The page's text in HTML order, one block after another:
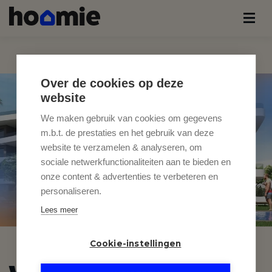
Over de cookies op deze
website
We maken gebruik van cookies om gegevens
m.b.t. de prestaties en het gebruik van deze
website te verzamelen & analyseren, om
sociale netwerkfunctionaliteiten aan te bieden en
onze content & advertenties te verbeteren en
personaliseren.
Lees meer
Cookie-instellingen